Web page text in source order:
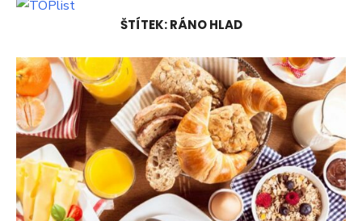
ŠTÍTEK:RÁNO HLAD